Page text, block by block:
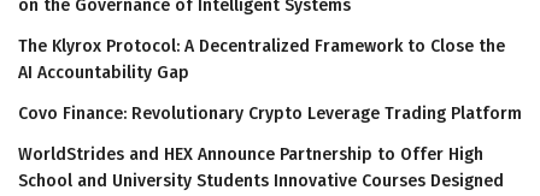
on the Governance of Intelligent Systems
The Klyrox Protocol: A Decentralized Framework to Close the
AI Accountability Gap
Covo Finance: Revolutionary Crypto Leverage Trading Platform
WorldStrides and HEX Announce Partnership to Offer High
School and University Students Innovative Courses Designed